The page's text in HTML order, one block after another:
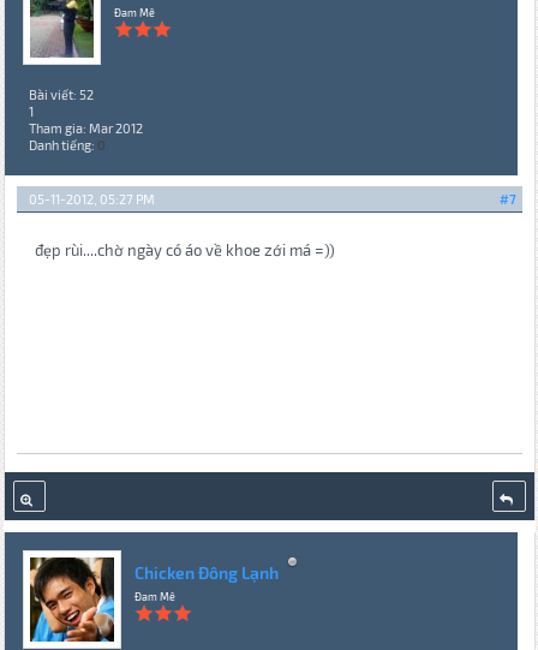
Đam Mê
Bài viết: 52
1
Tham gia: Mar 2012
Danh tiếng: 0
#7
05-11-2012, 05:27 PM
đẹp rùi....chờ ngày có áo về khoe zới má =))
Chicken Đông Lạnh
Đam Mê